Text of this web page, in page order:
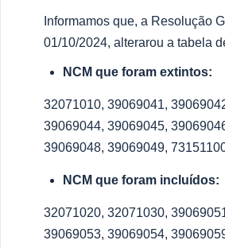
Informamos que, a Resolução
01/10/2024, alterarou a tabela
NCM que foram extintos:
32071010, 39069041,
39069044, 39069045,
39069048, 39069049,
NCM que foram incluídos:
32071020, 32071030,
39069053, 39069054,